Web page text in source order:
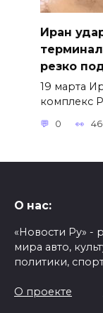
Иран
резко
19 марта
комплекс
0
О нас:
«Новости Ру» -
мира авто,
политики,
О проекте